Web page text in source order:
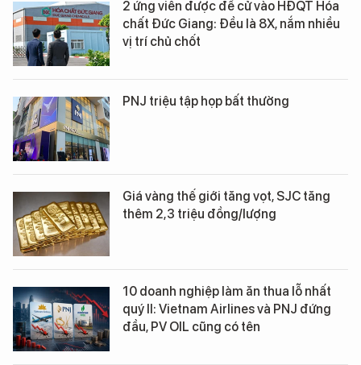
2 ứng viên được đề cử vào HĐQT Hóa
chất Đức Giang: Đều là 8X, nắm nhiều
vị trí chủ chốt
PNJ triệu tập họp bất thường
Giá vàng thế giới tăng vọt, SJC tăng
thêm 2,3 triệu đồng/lượng
10 doanh nghiệp làm ăn thua lỗ nhất
quý II: Vietnam Airlines và PNJ đứng
đầu, PV OIL cũng có tên